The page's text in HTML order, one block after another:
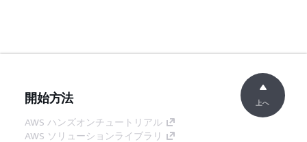
開始方法
AWS ハンズオンチュートリアル
AWS ソリューションライブラリ
上へ